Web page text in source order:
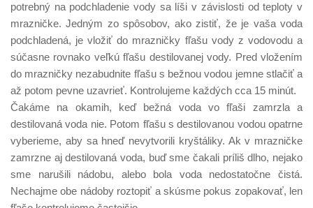
potrebný na podchladenie vody sa líši v závislosti od teploty v
mrazničke. Jedným zo spôsobov, ako zistiť, že je vaša voda
podchladená, je vložiť do mrazničky fľašu vody z vodovodu a
súčasne rovnako veľkú fľašu destilovanej vody. Pred vložením
do mrazničky nezabudnite fľašu s bežnou vodou jemne stlačiť a
až potom pevne uzavrieť. Kontrolujeme každých cca 15 minút.
Čakáme na okamih, keď bežná voda vo fľaši zamrzla a
destilovaná voda nie. Potom fľašu s destilovanou vodou opatrne
vyberieme, aby sa hneď nevytvorili kryštáliky. Ak v mrazničke
zamrzne aj destilovaná voda, buď sme čakali príliš dlho, nejako
sme narušili nádobu, alebo bola voda nedostatočne čistá.
Nechajme obe nádoby roztopiť a skúsme pokus zopakovať, len